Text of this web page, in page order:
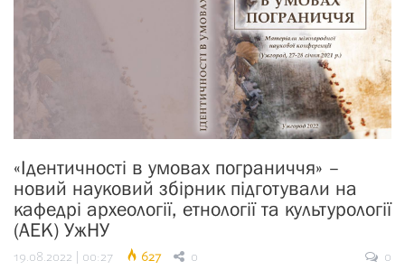
«Ідентичності в умовах пограниччя» –
новий науковий збірник підготували на
кафедрі археології, етнології та культурології
(АЕК) УжНУ
19.08.2022 | 00:27 627 0
0